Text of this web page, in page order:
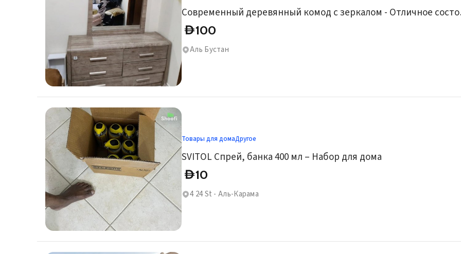
D100
Аль Бустан
Товары для домаДругое
SVITOL Спрей, банка 400 мл – Набор для дома
D10
4 24 St - Аль-Карама